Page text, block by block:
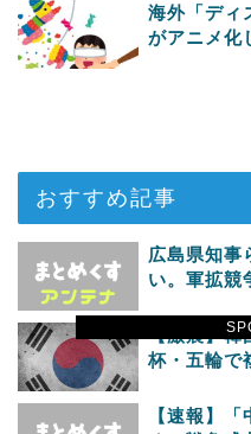
海外「ディ
がアニメ化
おすすめ記事
広島県知事
い。軍拡競
【激震】韓
杯・五輪で
【速報】